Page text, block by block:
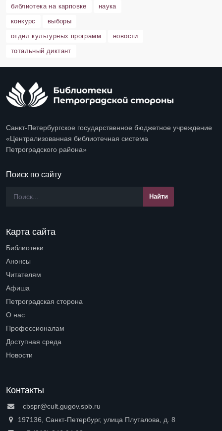
библиотека на карповке
наука
конкурс
выборы
отдел культурных программ
новости
тотальный диктант
Санкт-Петербургское государственное бюджетное учреждение
«Централизованная библиотечная система
Петроградского района»
Поиск по сайту
Карта сайта
Библиотеки
Анонсы
Читателям
Афиша
Петроградская сторона
О нас
Профессионалам
Доступная среда
Новости
Контакты
cbspr@cult.gugov.spb.ru
197136, Санкт-Петербург, улица Плуталова, д. 8